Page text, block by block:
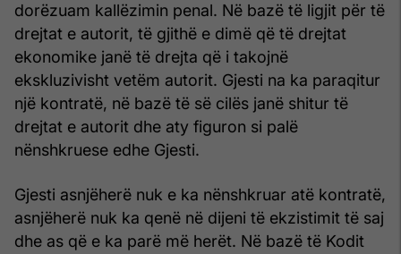
dorëzuam kallëzimin penal. Në bazë të ligjit për të
drejtat e autorit, të gjithë e dimë që të drejtat
ekonomike janë të drejta që i takojnë
ekskluzivisht vetëm autorit. Gjesti na ka paraqitur
një kontratë, në bazë të së cilës janë shitur të
drejtat e autorit dhe aty figuron si palë
nënshkruese edhe Gjesti.
Gjesti asnjëherë nuk e ka nënshkruar atë kontratë,
asnjëherë nuk ka qenë në dijeni të ekzistimit të saj
dhe as që e ka parë më herët. Në bazë të Kodit